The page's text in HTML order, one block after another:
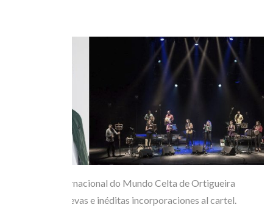
El Festival Internacional do Mundo Celta de Ortigueira
anuncia dos nuevas e inéditas incorporaciones al cartel.